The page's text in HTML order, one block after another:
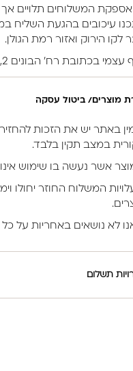
אספקת המשלוחים תלויים
עיכובים בהגעת השליח
לקו הירוק ואזור רמת הגולן.
עצמי בכתובת רח’ הבונים 2, נתניה.
מוצרים/ ביטול עסקה
במצב תקין בלבד.
אשר נעשה בו שימוש אינו
המשלוח החוזר יחולו
לא נושאים באחריות על
תשלום